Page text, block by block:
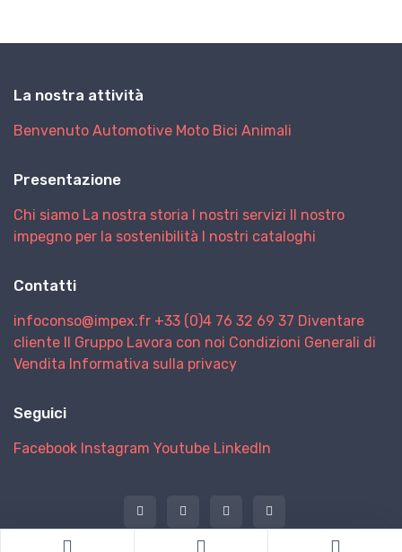
La nostra attività
Benvenuto Automotive Moto Bici Animali
Presentazione
Chi siamo La nostra storia I nostri servizi Il nostro
impegno per la sostenibilità I nostri cataloghi
Contatti
infoconso@impex.fr +33 (0)4 76 32 69 37 Diventare
cliente Il Gruppo Lavora con noi Condizioni Generali di
Vendita Informativa sulla privacy
Seguici
Facebook Instagram Youtube LinkedIn